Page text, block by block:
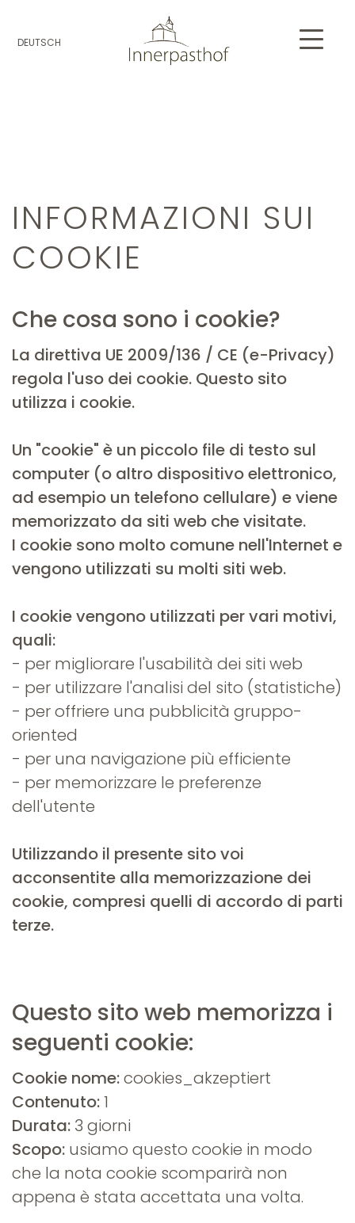
DEUTSCH
INFORMAZIONI SUI
COOKIE
Che cosa sono i cookie?
La direttiva UE 2009/136 / CE (e-Privacy)
regola l'uso dei cookie. Questo sito
utilizza i cookie.
Un "cookie" è un piccolo file di testo sul
computer (o altro dispositivo elettronico,
ad esempio un telefono cellulare) e viene
memorizzato da siti web che visitate.
I cookie sono molto comune nell'Internet e
vengono utilizzati su molti siti web.
I cookie vengono utilizzati per vari motivi,
quali:
- per migliorare l'usabilità dei siti web
- per utilizzare l'analisi del sito (statistiche)
- per offriere una pubblicità gruppo-
oriented
- per una navigazione più efficiente
- per memorizzare le preferenze
dell'utente
Utilizzando il presente sito voi
acconsentite alla memorizzazione dei
cookie, compresi quelli di accordo di parti
terze.
Questo sito web memorizza i
seguenti cookie:
Cookie nome:cookies_akzeptiert
Contenuto:1
Durata: 3 giorni
Scopo: usiamo questo cookie in modo
che la nota cookie scomparirà non
appena è stata accettata una volta.